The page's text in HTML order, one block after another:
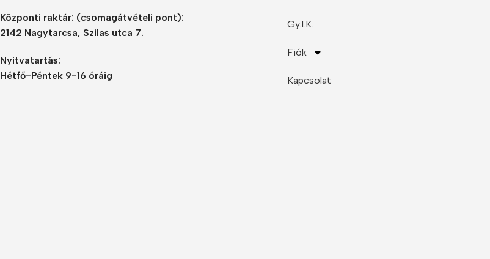
Központi raktár: (csomagátvételi pont):
2142 Nagytarcsa, Szilas utca 7.
Nyitvatartás:
Hétfő-Péntek 9-16 óráig
Gy.I.K.
Fiók
Kapcsolat